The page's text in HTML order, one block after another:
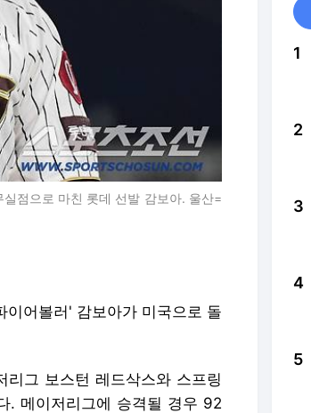
점으로 마친 롯데 선발 감보아. 울산=
어볼러' 감보아가 미국으로 돌
그 보스턴 레드삭스와 스프링
. 메이저리그에 승격될 경우 92
1
2
3
4
5